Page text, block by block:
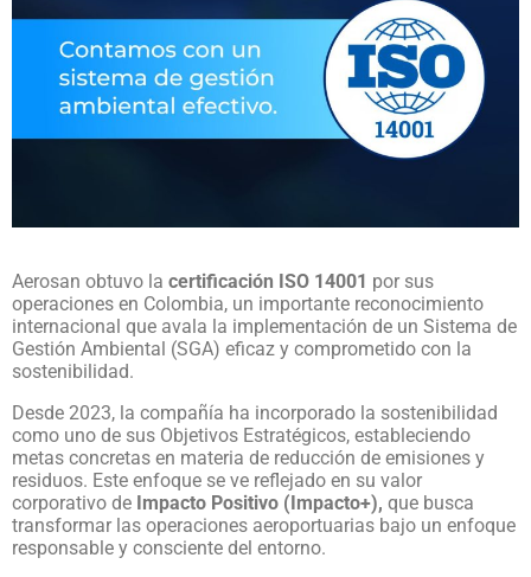
Aerosan obtuvo la certificación ISO 14001 por sus
operaciones en Colombia, un importante reconocimiento
internacional que avala la implementación de un Sistema de
Gestión Ambiental (SGA) eficaz y comprometido con la
sostenibilidad.
Desde 2023, la compañía ha incorporado la sostenibilidad
como uno de sus Objetivos Estratégicos, estableciendo
metas concretas en materia de reducción de emisiones y
residuos. Este enfoque se ve reflejado en su valor
corporativo de Impacto Positivo (Impacto+), que busca
transformar las operaciones aeroportuarias bajo un enfoque
responsable y consciente del entorno.